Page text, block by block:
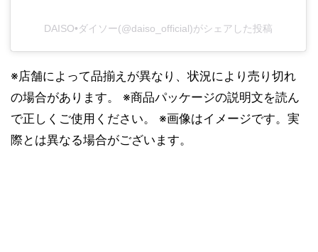
DAISO•ダイソー(@daiso_official)がシェアした投稿
※店舗によって品揃えが異なり、状況により売り切れ
の場合があります。 ※商品パッケージの説明文を読ん
で正しくご使用ください。 ※画像はイメージです。実
際とは異なる場合がございます。